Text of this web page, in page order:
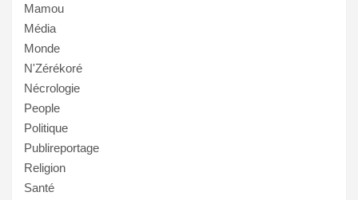
Mamou
Média
Monde
N'Zérékoré
Nécrologie
People
Politique
Publireportage
Religion
Santé